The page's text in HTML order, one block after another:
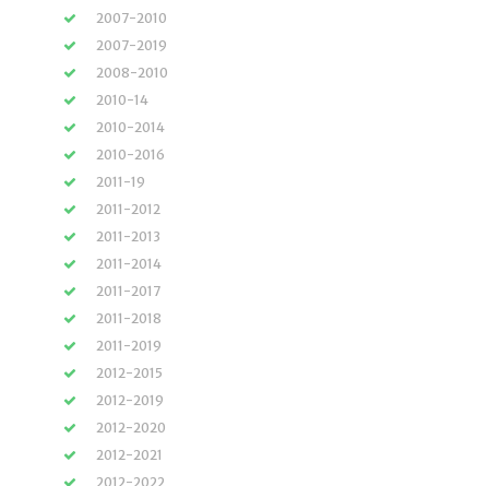
2007-2010
2007-2019
2008-2010
2010-14
2010-2014
2010-2016
2011-19
2011-2012
2011-2013
2011-2014
2011-2017
2011-2018
2011-2019
2012-2015
2012-2019
2012-2020
2012-2021
2012-2022